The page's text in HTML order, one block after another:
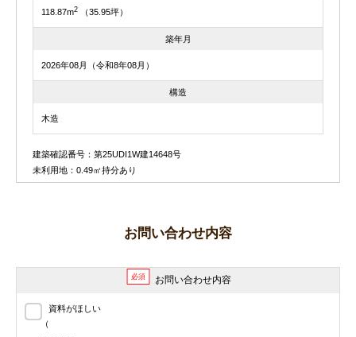
118.87m2 （35.95坪）
築年月
2026年08月（令和8年08月）
構造
木造
建築確認番号：第25UDI1W建14648号
未利用地：0.49㎡持分あり
お問い合わせ内容
必須 お問い合わせ内容
資料がほしい
（